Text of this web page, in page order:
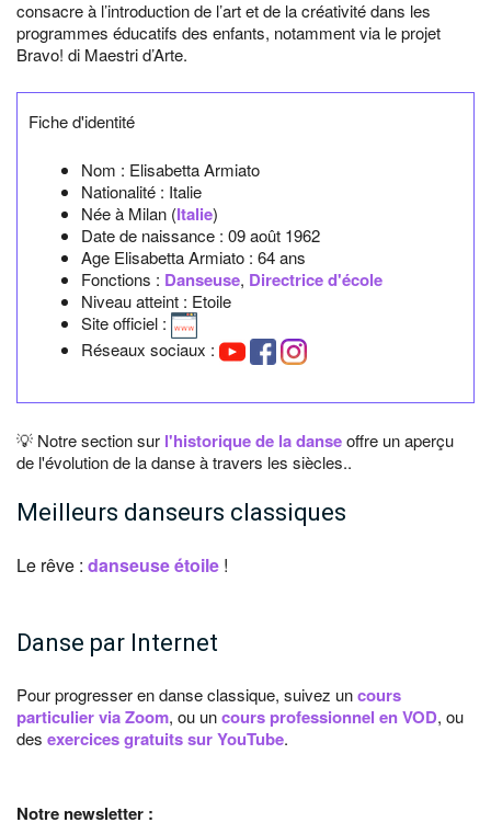
consacre à l’introduction de l’art et de la créativité dans les
programmes éducatifs des enfants, notamment via le projet
Bravo! di Maestri d’Arte.
Fiche d'identité
Nom : Elisabetta Armiato
Nationalité : Italie
Née à Milan (Italie)
Date de naissance : 09 août 1962
Age Elisabetta Armiato : 64 ans
Fonctions : Danseuse, Directrice d'école
Niveau atteint : Etoile
Site officiel :
Réseaux sociaux :
💡 Notre section sur l'historique de la danseoffre un aperçu
de l'évolution de la danse à travers les siècles..
Meilleurs danseurs classiques
Le rêve : danseuse étoile !
Danse par Internet
Pour progresser en danse classique, suivez uncours
particulier via Zoom, ou uncours professionnel en VOD, ou
des exercices gratuits sur YouTube.
Notre newsletter :